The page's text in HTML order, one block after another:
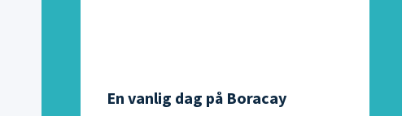
En vanlig dag på Boracay